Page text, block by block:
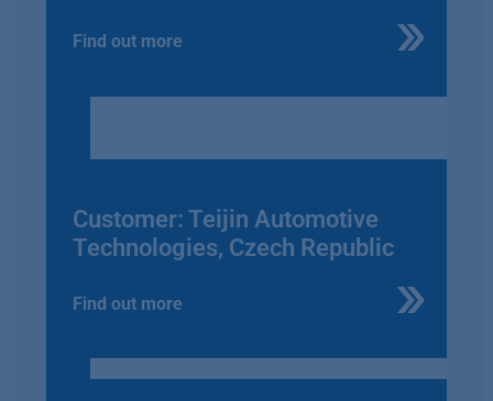
Find out more
Customer: Teijin Automotive
Technologies, Czech Republic
Find out more